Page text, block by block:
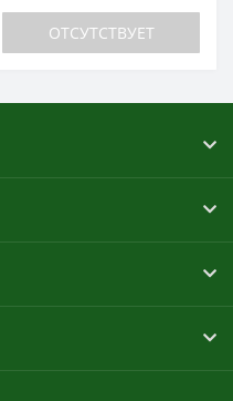
ОТСУТСТВУЕТ